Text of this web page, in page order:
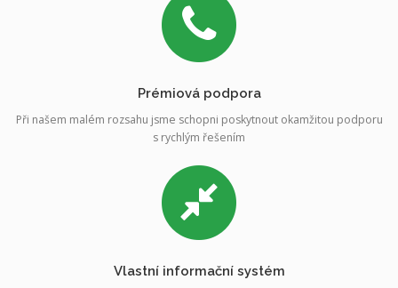
Prémiová podpora
Při našem malém rozsahu jsme schopni poskytnout okamžitou podporu
s rychlým řešením
Vlastní informační systém